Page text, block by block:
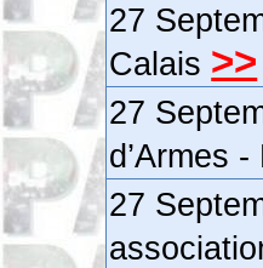
27
Calais >>
27
d’Armes -
27